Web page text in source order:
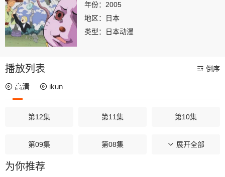
年份： 2005
地区：
日本
类型：
日本动漫
播放列表 倒序
高清 ikun
第12集 第11集 第10集
第09集 第08集 第07集
第06集
展开全部
为你推荐